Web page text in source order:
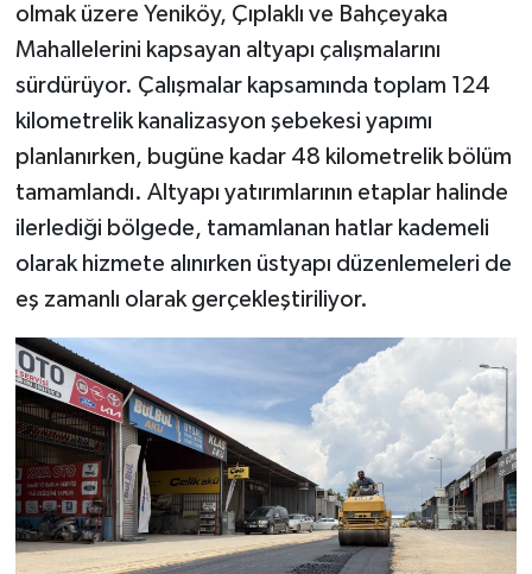
olmak üzere Yeniköy, Çıplaklı ve Bahçeyaka
Mahallelerini kapsayan altyapı çalışmalarını
sürdürüyor. Çalışmalar kapsamında toplam 124
kilometrelik kanalizasyon şebekesi yapımı
planlanırken, bugüne kadar 48 kilometrelik bölüm
tamamlandı. Altyapı yatırımlarının etaplar halinde
ilerlediği bölgede, tamamlanan hatlar kademeli
olarak hizmete alınırken üstyapı düzenlemeleri de
eş zamanlı olarak gerçekleştiriliyor.
MAGAZİN